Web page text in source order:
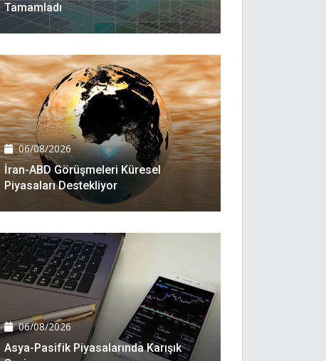
Tamamladı
06/08/2026
İran-ABD Görüşmeleri Küresel
Piyasaları Destekliyor
06/08/2026
Asya-Pasifik Piyasalarında Karışık